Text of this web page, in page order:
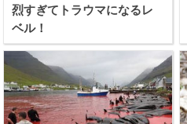
烈すぎてトラウマになるレ
ベル！